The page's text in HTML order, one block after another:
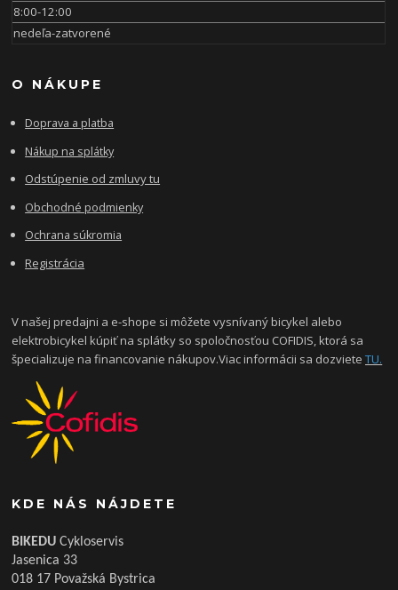
8:00-12:00
nedeľa-zatvorené
O NÁKUPE
Doprava a platba
Nákup na splátky
Odstúpenie od zmluvy tu
Obchodné podmienky
Ochrana súkromia
Registrácia
V našej predajni a e-shope si môžete vysnívaný bicykel alebo
elektrobicykel kúpiť na splátky so spoločnosťou COFIDIS, ktorá sa
špecializuje na financovanie nákupov.Viac informácii sa dozvieteTU.
KDE NÁS NÁJDETE
BIKEDUCykloservis
Jasenica 33
018 17 Považská Bystrica